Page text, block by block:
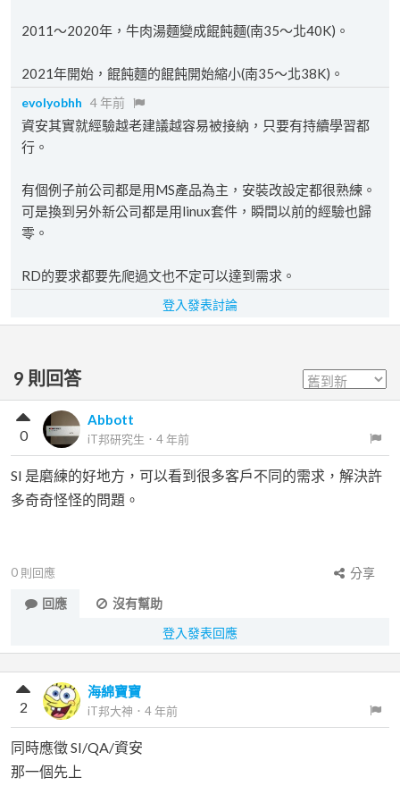
2011～2020年，牛肉湯麵變成餛飩麵(南35～北40K)。
2021年開始，餛飩麵的餛飩開始縮小(南35～北38K)。
evolyobhh 4 年前
資安其實就經驗越老建議越容易被接納，只要有持續學習都
行。
有個例子前公司都是用MS產品為主，安裝改設定都很熟練。
可是換到另外新公司都是用linux套件，瞬間以前的經驗也歸
零。
RD的要求都要先爬過文也不定可以達到需求。
登入發表討論
9 則回答
Abbott
iT邦研究生 ． 4 年前
0
SI 是磨練的好地方，可以看到很多客戶不同的需求，解決許
多奇奇怪怪的問題。
0 則回應
分享
回應
沒有幫助
登入發表回應
海綿寶寶
iT邦大神 ． 4 年前
2
同時應徵 SI/QA/資安
那一個先上